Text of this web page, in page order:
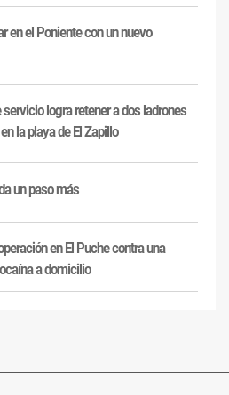
en el Poniente con un nuevo
logra retener a dos ladrones
la playa de El Zapillo
un paso más
en El Puche contra una
a domicilio